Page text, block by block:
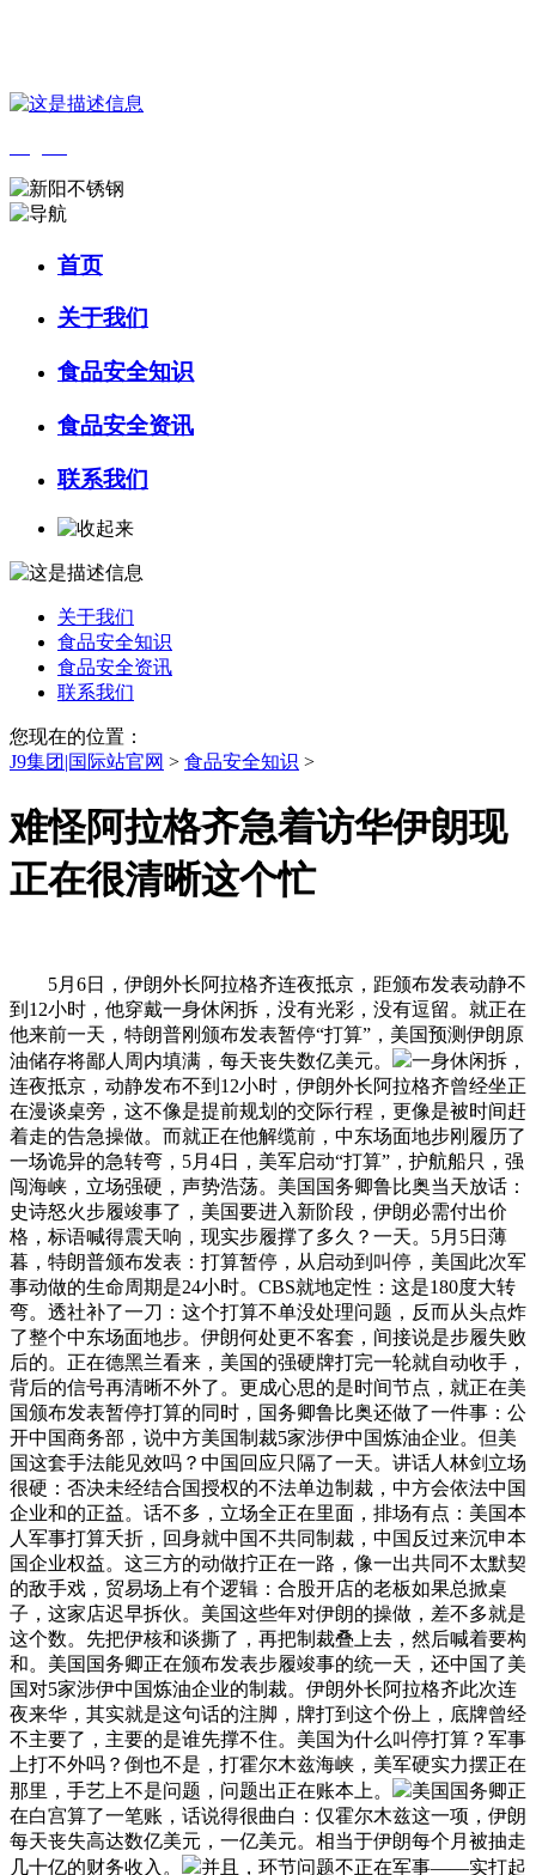
首页
关于我们
食品安全知识
食品安全资讯
联系我们
关于我们
食品安全知识
食品安全资讯
联系我们
您现在的位置：
J9集团|国际站官网 > 食品安全知识 >
难怪阿拉格齐急着访华伊朗现
正在很清晰这个忙
5月6日，伊朗外长阿拉格齐连夜抵京，距颁布发表动静不
到12小时，他穿戴一身休闲拆，没有光彩，没有逗留。就正在
他来前一天，特朗普刚颁布发表暂停“打算”，美国预测伊朗原
油储存将鄙人周内填满，每天丧失数亿美元。
一身休闲拆，
连夜抵京，动静发布不到12小时，伊朗外长阿拉格齐曾经坐正
在漫谈桌旁，这不像是提前规划的交际行程，更像是被时间赶
着走的告急操做。而就正在他解缆前，中东场面地步刚履历了
一场诡异的急转弯，5月4日，美军启动“打算”，护航船只，强
闯海峡，立场强硬，声势浩荡。美国国务卿鲁比奥当天放话：
史诗怒火步履竣事了，美国要进入新阶段，伊朗必需付出价
格，标语喊得震天响，现实步履撑了多久？一天。5月5日薄
暮，特朗普颁布发表：打算暂停，从启动到叫停，美国此次军
事动做的生命周期是24小时。CBS就地定性：这是180度大转
弯。透社补了一刀：这个打算不单没处理问题，反而从头点炸
了整个中东场面地步。伊朗何处更不客套，间接说是步履失败
后的。正在德黑兰看来，美国的强硬牌打完一轮就自动收手，
背后的信号再清晰不外了。更成心思的是时间节点，就正在美
国颁布发表暂停打算的同时，国务卿鲁比奥还做了一件事：公
开中国商务部，说中方美国制裁5家涉伊中国炼油企业。但美
国这套手法能见效吗？中国回应只隔了一天。讲话人林剑立场
很硬：否决未经结合国授权的不法单边制裁，中方会依法中国
企业和的正益。话不多，立场全正在里面，排场有点：美国本
人军事打算夭折，回身就中国不共同制裁，中国反过来沉申本
国企业权益。这三方的动做拧正在一路，像一出共同不太默契
的敌手戏，贸易场上有个逻辑：合股开店的老板如果总掀桌
子，这家店迟早拆伙。美国这些年对伊朗的操做，差不多就是
这个数。先把伊核和谈撕了，再把制裁叠上去，然后喊着要构
和。美国国务卿正在颁布发表步履竣事的统一天，还中国了美
国对5家涉伊中国炼油企业的制裁。伊朗外长阿拉格齐此次连
夜来华，其实就是这句话的注脚，牌打到这个份上，底牌曾经
不主要了，主要的是谁先撑不住。美国为什么叫停打算？军事
上打不外吗？倒也不是，打霍尔木兹海峡，美军硬实力摆正在
那里，手艺上不是问题，问题出正在账本上。
美国国务卿正
在白宫算了一笔账，话说得很曲白：仅霍尔木兹这一项，伊朗
每天丧失高达数亿美元，一亿美元。相当于伊朗每个月被抽走
几十亿的财务收入。
并且，环节问题不正在军事——实打起